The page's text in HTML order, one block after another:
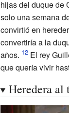
hijas del duque de
solo una semana
convirtió en
convertiría a la
años.
El rey
que quería vivir
Heredera al